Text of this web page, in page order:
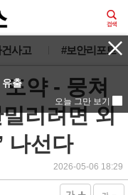
사고 #보안리포트
약 - 뭉쳐
리려면 외
나선다
2026-05-06 18:29